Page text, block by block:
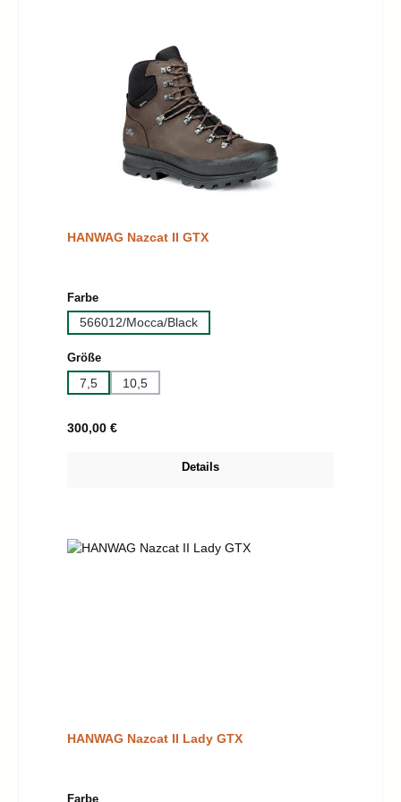
HANWAG Nazcat II GTX
Farbeauswählen
566012/Mocca/Black
Größeauswählen
7,5 10,5
Regulärer Preis:
300,00 €
Details
HANWAG Nazcat II Lady GTX
Farbeauswählen